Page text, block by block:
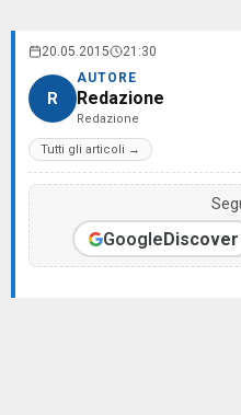
20.05.2015 21:30
R
AUTORE
Redazione
Redazione
Tutti gli articoli →
GoogleDiscover